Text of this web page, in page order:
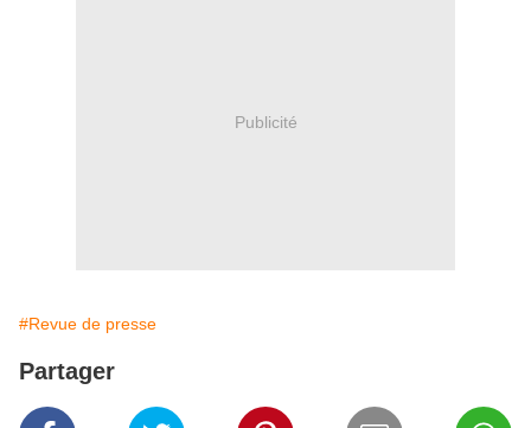
Publicité
#Revue de presse
Partager